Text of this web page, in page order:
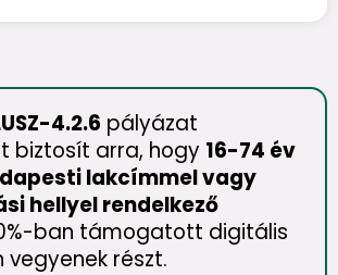
4.2.6 pályázat
biztosít arra, hogy 16-74 év
lakcímmel vagy
hellyel rendelkező
ban támogatott digitális
vegyenek részt.